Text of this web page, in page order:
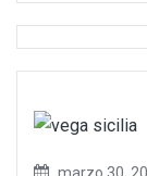
marzo 30,